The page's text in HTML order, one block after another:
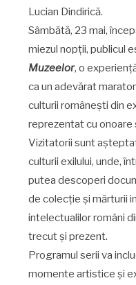
Lucian Dindirică.
Sâmbătă, 23 mai,
miezul nopții, publicul
Muzeelor, o
ca un adevărat
culturii românești din
reprezentat cu
Vizitatorii sunt
culturii exilului, unde,
putea descoperi
de colecție și mărturii
intelectualilor români
trecut și prezent.
Programul serii va
momente artistice și